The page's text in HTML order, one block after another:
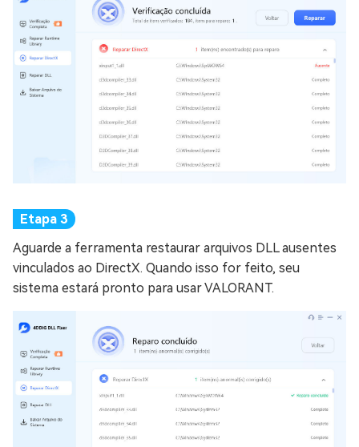
Aguarde a ferramenta restaurar arquivos DLL ausentes
vinculados ao DirectX. Quando isso for feito, seu
sistema estará pronto para usar VALORANT.